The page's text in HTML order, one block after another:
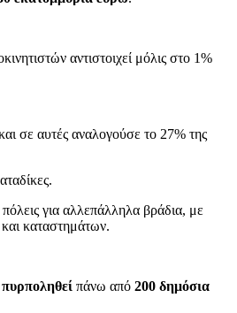
αντιστοιχεί μόλις στο 1%
σε αυτές αναλογούσε το 27% της
για αλλεπάλληλα βράδια, με
καταστημάτων.
πυρποληθεί πάνω από 200 δημόσια